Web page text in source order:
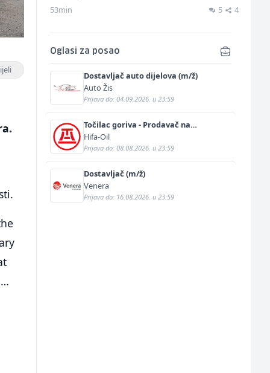
53min 5 4
Oglasi za posao
Dostavljač auto dijelova (m/ž)
Auto Žis
Prijava do: 04.09.2026. u 23:59
Točilac goriva - Prodavač na
benzinskoj pumpi (m/ž)
Hifa-Oil
Prijava do: 08.08.2026. u 23:59
Dostavljač (m/ž)
Venera
Prijava do: 16.08.2026. u 23:59